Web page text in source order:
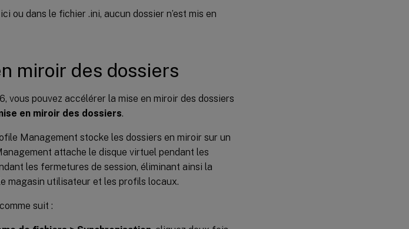
ou dans le fichier .ini, aucun dossier n’est mis en
miroir des dossiers
vous pouvez accélérer la mise en miroir des dossiers
en miroir des dossiers.
Management stocke les dossiers en miroir sur un
attache le disque virtuel pendant les
les fermetures de session, éliminant ainsi la
magasin utilisateur et les profils locaux.
suit :